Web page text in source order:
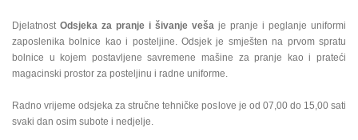
Djelatnost Odsjeka za pranje i šivanje veša je pranje i peglanje uniformi
zaposlenika bolnice kao i posteljine. Odsjek je smješten na prvom spratu
bolnice u kojem postavljene savremene mašine za pranje kao i prateći
magacinski prostor za posteljinu i radne uniforme.
Radno vrijeme odsjeka za stručne tehničke poslove je od 07,00 do 15,00 sati
svaki dan osim subote i nedjelje.